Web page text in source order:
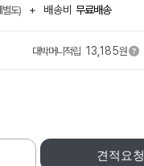
별도) + 배송비 무료배송
대박머니적립 13,185원
견적요청